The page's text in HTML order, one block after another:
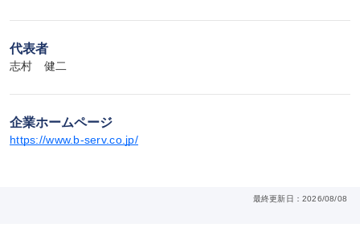
代表者
志村　健二
企業ホームページ
https://www.b-serv.co.jp/
最終更新日：2026/08/08